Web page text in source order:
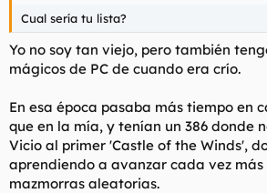
Cual sería tu lista?
Yo no soy tan viejo, pero también
mágicos de PC de cuando era crío.
En esa época pasaba más tiempo en
que en la mía, y tenían un 386 donde
Vicio al primer 'Castle of the Winds',
aprendiendo a avanzar cada vez más
mazmorras aleatorias.